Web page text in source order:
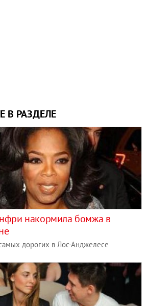
В РАЗДЕЛЕ
накормила бомжа в
дорогих в Лос-Анджелесе